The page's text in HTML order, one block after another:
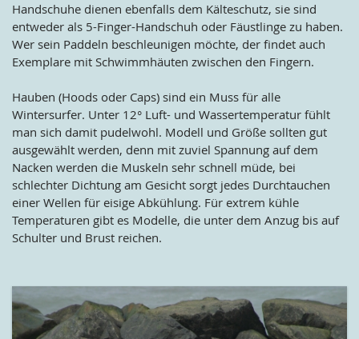
Handschuhe dienen ebenfalls dem Kälteschutz, sie sind
entweder als 5-Finger-Handschuh oder Fäustlinge zu haben.
Wer sein Paddeln beschleunigen möchte, der findet auch
Exemplare mit Schwimmhäuten zwischen den Fingern.
Hauben (Hoods oder Caps) sind ein Muss für alle
Wintersurfer. Unter 12° Luft- und Wassertemperatur fühlt
man sich damit pudelwohl. Modell und Größe sollten gut
ausgewählt werden, denn mit zuviel Spannung auf dem
Nacken werden die Muskeln sehr schnell müde, bei
schlechter Dichtung am Gesicht sorgt jedes Durchtauchen
einer Wellen für eisige Abkühlung. Für extrem kühle
Temperaturen gibt es Modelle, die unter dem Anzug bis auf
Schulter und Brust reichen.